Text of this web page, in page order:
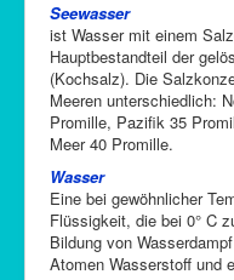
Seewasser
ist Wasser mit einem
Hauptbestandteil der
(Kochsalz). Die
Meeren unterschiedlich:
Promille, Pazifik 35
Meer 40 Promille.
Wasser
Eine bei gewöhnlicher
Flüssigkeit, die bei 0° C
Bildung von
Atomen Wasserstoff und